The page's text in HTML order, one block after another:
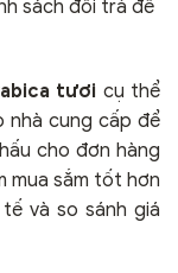
sách đổi trả để
tươi cụ thể
nhà cung cấp để
cho đơn hàng
mua sắm tốt hơn
và so sánh giá